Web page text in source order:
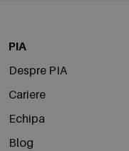
PIA
Despre PIA
Cariere
Echipa
Blog